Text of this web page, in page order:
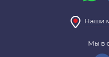
Наши
Мы в